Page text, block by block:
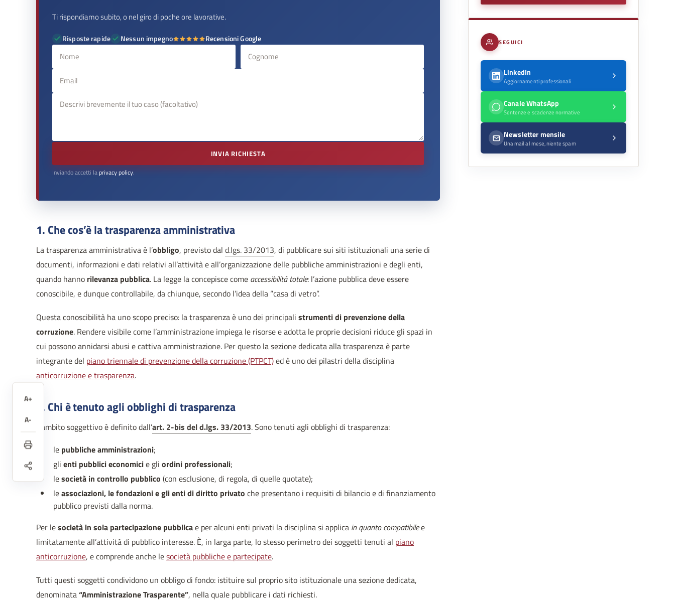
A+
A-
Ti rispondiamo subito, o nel giro di poche ore lavorative.
Risposte rapide Nessun impegno Recensioni Google
INVIA RICHIESTA
Inviando accetti laprivacy policy.
1. Che cos’è la trasparenza amministrativa
La trasparenza amministrativa è l’obbligo, previsto dal d.lgs. 33/2013, di pubblicare sui siti istituzionali una serie di
documenti, informazioni e dati relativi all’attività e all’organizzazione delle pubbliche amministrazioni e degli enti,
quando hanno rilevanza pubblica. La legge la concepisce come accessibilità totale: l’azione pubblica deve essere
conoscibile, e dunque controllabile, da chiunque, secondo l’idea della “casa di vetro”.
Questa conoscibilità ha uno scopo preciso: la trasparenza è uno dei principali strumenti di prevenzione della
corruzione. Rendere visibile come l’amministrazione impiega le risorse e adotta le proprie decisioni riduce gli spazi in
cui possono annidarsi abusi e cattiva amministrazione. Per questo la sezione dedicata alla trasparenza è parte
integrante del piano triennale di prevenzione della corruzione (PTPCT)ed è uno dei pilastri della disciplina
anticorruzione e trasparenza.
2. Chi è tenuto agli obblighi di trasparenza
L’ambito soggettivo è definito dall’art. 2-bis del d.lgs. 33/2013. Sono tenuti agli obblighi di trasparenza:
le pubbliche amministrazioni;
gli enti pubblici economicie gli ordini professionali;
lesocietà in controllo pubblico (con esclusione, di regola, di quelle quotate);
leassociazioni, le fondazioni e gli enti di diritto privato che presentano i requisiti di bilancio e di finanziamento
pubblico previsti dalla norma.
Per lesocietà in sola partecipazione pubblicae per alcuni enti privati la disciplina si applica in quanto compatibilee
limitatamente all’attività di pubblico interesse. È, in larga parte, lo stesso perimetro dei soggetti tenuti al piano
anticorruzione, e comprende anche lesocietà pubbliche e partecipate.
Tutti questi soggetti condividono un obbligo di fondo: istituire sul proprio sito istituzionale una sezione dedicata,
denominata“Amministrazione Trasparente”, nella quale pubblicare i dati richiesti.
SEGUICI
LinkedIn
Aggiornamenti professionali
Canale WhatsApp
Sentenze e scadenze normative
Newsletter mensile
Una mail al mese, niente spam